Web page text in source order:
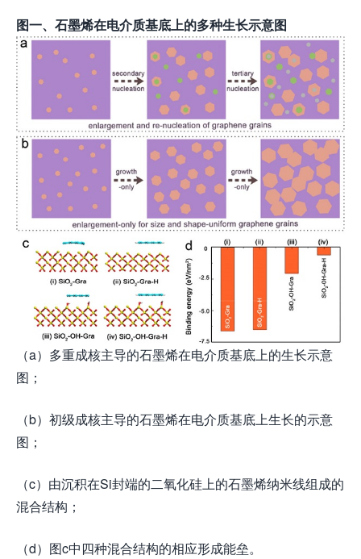
图一、石墨烯在电介质基底上的多种生长示意图
（a）多重成核主导的石墨烯在电介质基底上的生长示意
图；
（b）初级成核主导的石墨烯在电介质基底上生长的示意
图；
（c）由沉积在Si封端的二氧化硅上的石墨烯纳米线组成的
混合结构；
（d）图c中四种混合结构的相应形成能垒。